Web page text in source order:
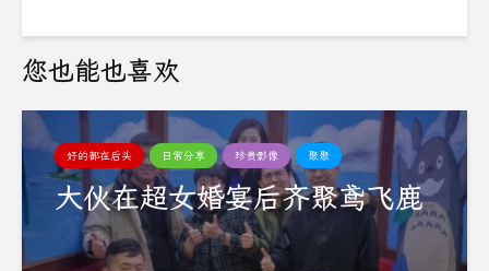
您也能也喜欢
好的都在后头 日常分享 珍贵影像 聚聚
大伙在超女婚宴后齐聚鸢飞鹿